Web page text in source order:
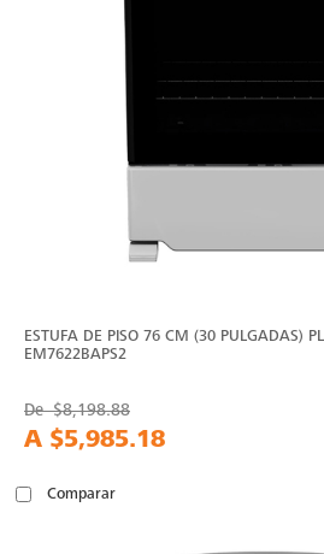
ESTUFA DE PISO 76 CM (30 PULGADAS)
EM7622BAPS2
De$8,198.88
A $5,985.18
Comparar